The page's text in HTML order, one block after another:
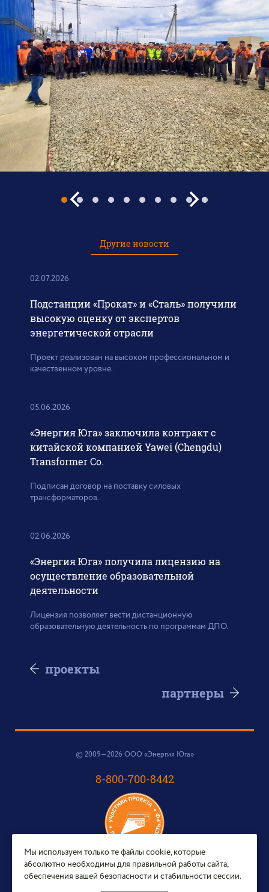
Другие новости
02.07.2026
Подстанции «Прокат» и «Сталь» получили
высокую оценку от экспертов
энергетической отрасли
Проект реализован на высоком профессиональном и
качественном уровне.
05.06.2026
«Энергия Юга» заключила контракт с
китайской компанией Yawei (Chengdu)
Transformer Co.
Подписан договор на поставку силовых
трансформаторов.
02.06.2026
«Энергия Юга» получила лицензию на
осуществление образовательной
деятельности
Лицензия позволяет вести дистанционную
образовательную деятельность по программам ДПО.
проекты
партнеры
© 2009—2026 ООО «Энергия Юга»
8-800-700-8442
e-mail:
sales@energy-yug.ru
Мы используем только те файлы cookie, которые
абсолютно необходимы для правильной работы сайта,
обеспечения вашей безопасности и стабильности сессии.